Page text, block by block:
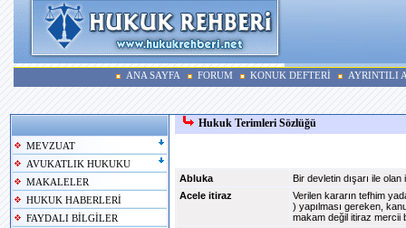
ANA SAYFA FORUM KONUK DEFTERİ AYRINTILI
MEVZUAT
AVUKATLIK HUKUKU
MAKALELER
HUKUK HABERLERİ
FAYDALI BİLGİLER
Hukuk Terimleri Sözlüğü
Abluka
Bir devletin dışarı ile
Acele itiraz
Verilen kararın tefhim
) yapılması gereken,
makam değil itiraz mercii